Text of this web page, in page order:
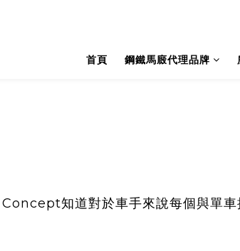
首頁 鋼鐵馬廄代理品牌
知道對於車手來說每個與單車